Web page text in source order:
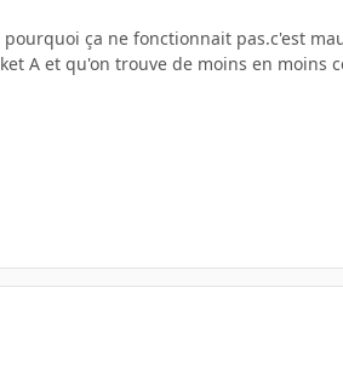
ça ne fonctionnait pas.c'est
A et qu'on trouve de moins en moins